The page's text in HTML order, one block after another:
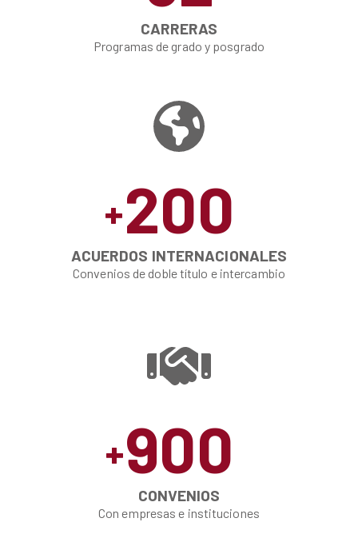
CARRERAS
Programas de grado y posgrado
+200
ACUERDOS INTERNACIONALES
Convenios de doble título e intercambio
+900
CONVENIOS
Con empresas e instituciones